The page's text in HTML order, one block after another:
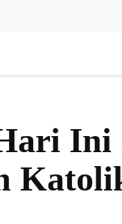
Ini